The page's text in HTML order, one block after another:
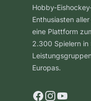
Hobby-
Enthusiasten
eine Plattform
2.300 Spielern
Europas.
Facebook
Instagram
YouTube